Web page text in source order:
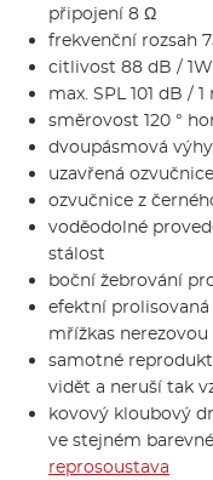
připojení 8 Ω
frekvenční rozsah
citlivost 88 dB /
max. SPL 101 dB / 1
směrovost 120 °
dvoupásmová
uzavřená
ozvučnice z
voděodolné
stálost
boční žebrování
efektní
mřížkas
samotné
vidět a neruší tak
kovový kloubový
ve stejném
reprosoustava